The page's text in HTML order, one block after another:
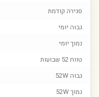
סגירה קודמת
גבוה יומי
נמוך יומי
טווח 52 שבועות
גבוה 52W
נמוך 52W